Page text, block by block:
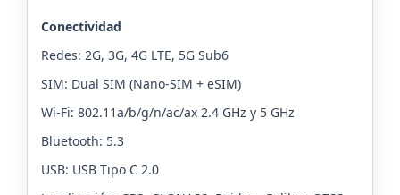
Conectividad
Redes: 2G, 3G, 4G LTE, 5G Sub6
SIM: Dual SIM (Nano-SIM + eSIM)
Wi-Fi: 802.11a/b/g/n/ac/ax 2.4 GHz y 5 GHz
Bluetooth: 5.3
USB: USB Tipo C 2.0